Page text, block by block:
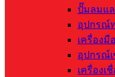
ปั๊มลมแล
อุปกรณ์
เครื่องมื
อุปกรณ์
เครื่องเ